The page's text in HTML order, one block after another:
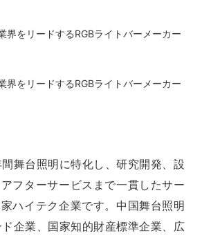
舞台照明に特化し、研究開発、設
フターサービスまで一貫したサー
ハイテク企業です。中国舞台照明
企業、国家知的財産標準企業、広